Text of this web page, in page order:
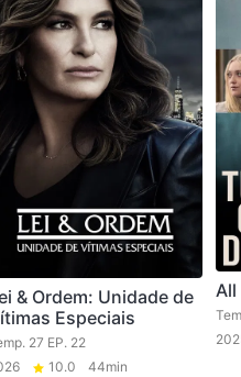
& Ordem: Unidade de
Especiais
27 EP. 22
10.0 44min
All